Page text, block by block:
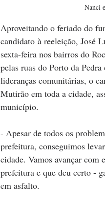
Nanci
Aproveitando o feriado do
candidato à reeleição, José
sexta-feira nos bairros do
pelas ruas do Porto da
lideranças comunitárias, o
Mutirão em toda a cidade,
município.
- Apesar de todos os
prefeitura, conseguimos
cidade. Vamos avançar com
prefeitura e que deu certo -
em asfalto.